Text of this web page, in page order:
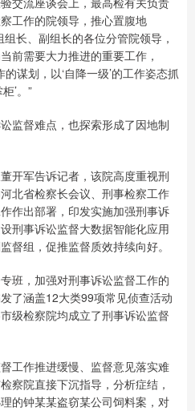
工作的院领导，推心置腹地
长、副组长的各位分管院领导，
前需要大力推进的重要工作，
谋划，以‘自降一级’的工作姿态抓
’。”
监督难点，也探索形成了因地制
开军告诉记者，该院高度重视刑
北省检察长会议、刑事检察工作
作出部署，印发实施加强刑事诉
刑事诉讼监督大数据智能化应用
督组，促推监督质效持续向好。
班，加强对刑事诉讼监督工作的
了涵盖12大类99项常见侦查活动
级检察院均成立了刑事诉讼监督
工作推进缓慢、监督意见落实难
察院直接下沉指导，分析症结，
的钟某某盗窃某公司饲料案，对